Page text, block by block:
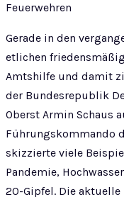
Feuerwehren
Gerade in den
etlichen
Amtshilfe und damit
der Bundesrepublik
Oberst Armin Schaus
Führungskommando
skizzierte viele
Pandemie,
20-Gipfel. Die aktuelle